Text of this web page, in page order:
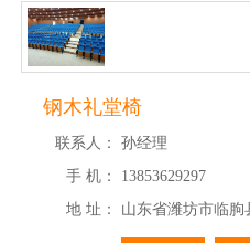
钢木礼堂椅
联系人：
孙经理
手 机：
13853629297
地 址：
山东省潍坊市临